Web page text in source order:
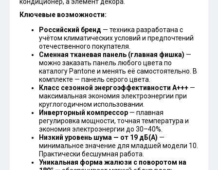
Ключевые возможности:
Российский бренд — техника разработана с
учётом климатических условий и предпочтений
отечественного покупателя.
Сменная тканевая панель (главная фишка) —
можно заказать панель любого цвета по
каталогу Pantone и менять её самостоятельно. В
комплекте — панель серого цвета.
Класс сезонной энергоэффективности А+++ —
максимальная экономия электроэнергии при
круглогодичном использовании.
Инверторный компрессор — плавная
регулировка мощности, точная температура и
экономия электроэнергии до 30–40%.
Низкий уровень шума — от 19 дБ(А) —
минимальное значение для младшей модели 10.
Практически бесшумная работа.
Уникальная форма жалюзи с поворотом на